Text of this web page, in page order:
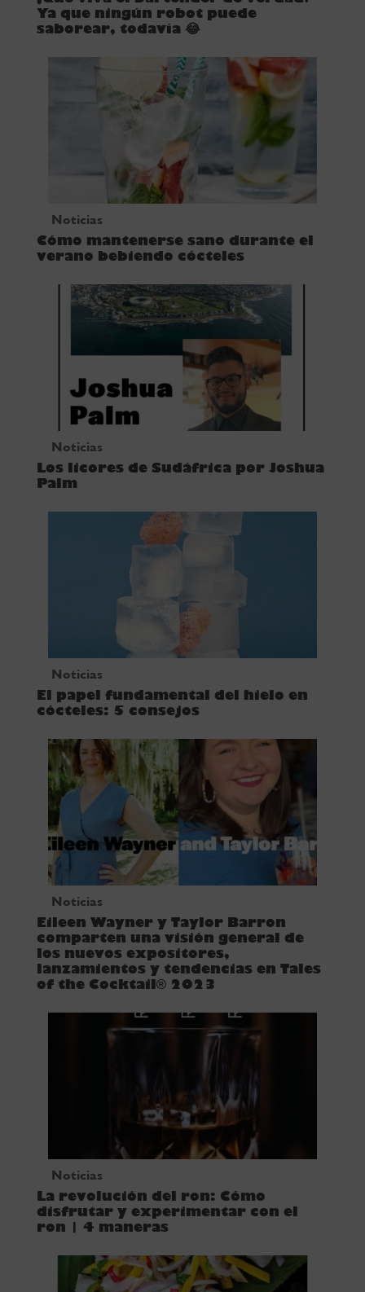
Ya que ningún robot puede
saborear, todavía 😂
Noticias
Cómo mantenerse sano durante el
verano bebiendo cócteles
Noticias
Los licores de Sudáfrica por Joshua
Palm
Noticias
El papel fundamental del hielo en
cócteles: 5 consejos
Noticias
Eileen Wayner y Taylor Barron
comparten una visión general de
los nuevos expositores,
lanzamientos y tendencias en Tales
of the Cocktail® 2023
Noticias
La revolución del ron: Cómo
disfrutar y experimentar con el
ron | 4 maneras